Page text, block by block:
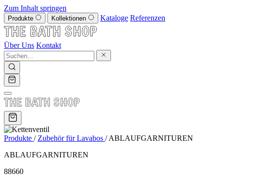
Zum Inhalt springen
Produkte Kollektionen Kataloge Referenzen
Über Uns Kontakt
Produkte / Zubehör für Lavabos / ABLAUFGARNITUREN
ABLAUFGARNITUREN
88660